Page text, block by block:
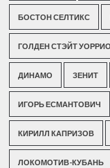
БОСТОН СЕЛТИКС
ГОЛДЕН СТЭЙТ
ДИНАМО ЗЕНИТ
ИГОРЬ ЕСМАНТОВИЧ
КИРИЛЛ КАПРИЗОВ
ЛОКОМОТИВ-КУБАНЬ